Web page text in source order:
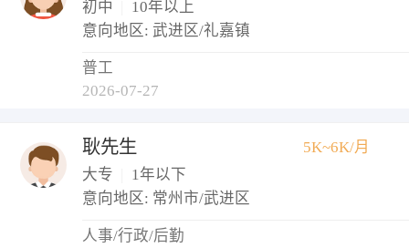
初中
10年以上
意向地区: 武进区/礼嘉镇
普工
2026-07-27
耿先生
5K~6K/月
大专
1年以下
意向地区: 常州市/武进区
人事/行政/后勤